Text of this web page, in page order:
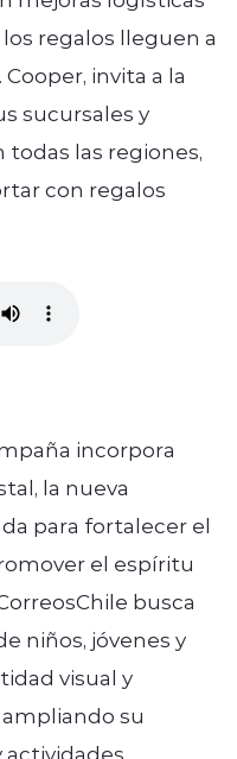
regalos lleguen a
invita a la
sucursales y
las regiones,
con regalos
incorpora
la nueva
para fortalecer el
el espíritu
busca
niños, jóvenes y
visual y
su
actividades